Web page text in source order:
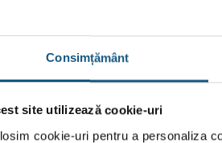
Consimțământ
site utilizează cookie-uri
cookie-uri pentru a personaliza
funcții anti-îngheț, dar îl vei putea
vizualiza valorile temperaturilor la
până la un maxim de 35 de grade